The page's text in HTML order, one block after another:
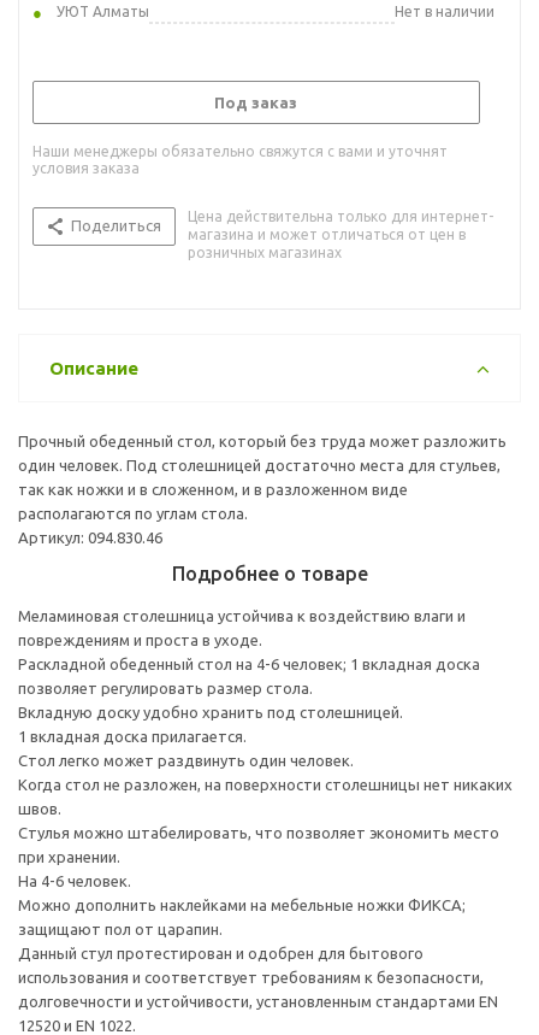
УЮТ Алматы
Нет в наличии
Под заказ
Наши менеджеры обязательно свяжутся с вами и уточнят
условия заказа
Поделиться
Цена действительна только для интернет-
магазина и может отличаться от цен в
розничных магазинах
Описание
Прочный обеденный стол, который без труда может разложить
один человек. Под столешницей достаточно места для стульев,
так как ножки и в сложенном, и в разложенном виде
располагаются по углам стола.
Артикул: 094.830.46
Подробнее о товаре
Меламиновая столешница устойчива к воздействию влаги и
повреждениям и проста в уходе.
Раскладной обеденный стол на 4-6 человек; 1 вкладная доска
позволяет регулировать размер стола.
Вкладную доску удобно хранить под столешницей.
1 вкладная доска прилагается.
Стол легко может раздвинуть один человек.
Когда стол не разложен, на поверхности столешницы нет никаких
швов.
Стулья можно штабелировать, что позволяет экономить место
при хранении.
На 4-6 человек.
Можно дополнить наклейками на мебельные ножки ФИКСА;
защищают пол от царапин.
Данный стул протестирован и одобрен для бытового
использования и соответствует требованиям к безопасности,
долговечности и устойчивости, установленным стандартами EN
12520 и EN 1022.